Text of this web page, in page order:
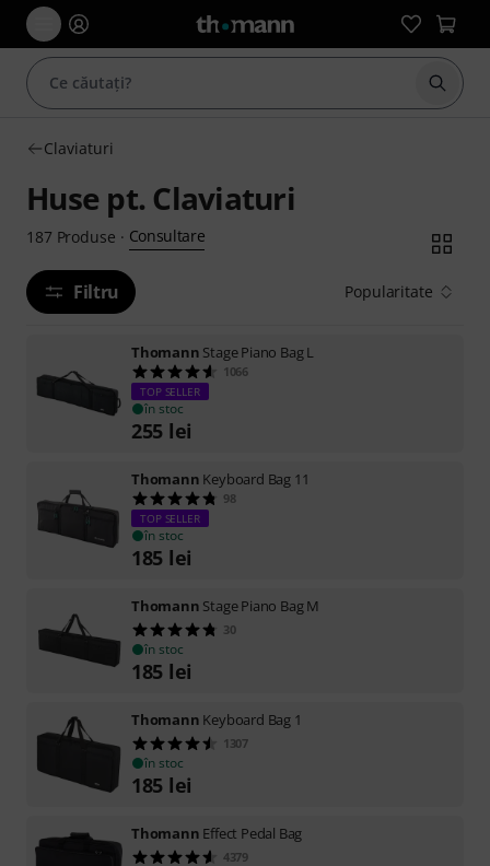
Claviaturi
Huse pt. Claviaturi
187 Produse · Consultare
Filtru Popularitate
Thomann Stage Piano Bag L
1066
TOP SELLER
în stoc
255 lei
Thomann Keyboard Bag 11
98
TOP SELLER
în stoc
185 lei
Thomann Stage Piano Bag M
30
în stoc
185 lei
Thomann Keyboard Bag 1
1307
în stoc
185 lei
Thomann Effect Pedal Bag
4379